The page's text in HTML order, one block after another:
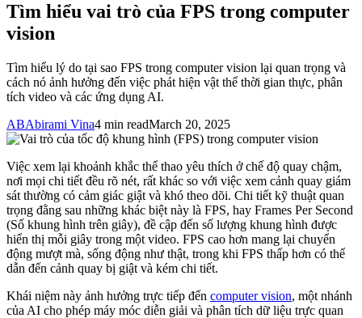
Tìm hiểu vai trò của FPS trong computer
vision
Tìm hiểu lý do tại sao FPS trong computer vision lại quan trọng và
cách nó ảnh hưởng đến việc phát hiện vật thể thời gian thực, phân
tích video và các ứng dụng AI.
ABAbirami Vina4 min readMarch 20, 2025
Việc xem lại khoảnh khắc thể thao yêu thích ở chế độ quay chậm,
nơi mọi chi tiết đều rõ nét, rất khác so với việc xem cảnh quay giám
sát thường có cảm giác giật và khó theo dõi. Chi tiết kỹ thuật quan
trọng đằng sau những khác biệt này là FPS, hay Frames Per Second
(Số khung hình trên giây), đề cập đến số lượng khung hình được
hiển thị mỗi giây trong một video. FPS cao hơn mang lại chuyển
động mượt mà, sống động như thật, trong khi FPS thấp hơn có thể
dẫn đến cảnh quay bị giật và kém chi tiết.
Khái niệm này ảnh hưởng trực tiếp đến computer vision, một nhánh
của AI cho phép máy móc diễn giải và phân tích dữ liệu trực quan